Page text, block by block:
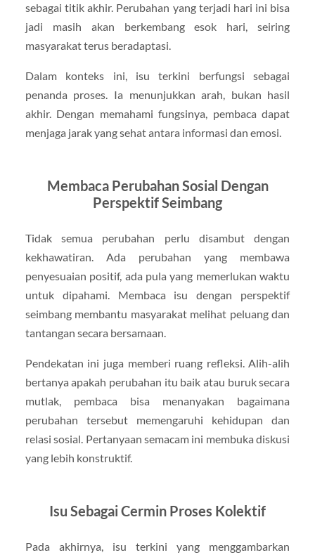
sebagai titik akhir. Perubahan yang terjadi hari ini bisa
jadi masih akan berkembang esok hari, seiring
masyarakat terus beradaptasi.
Dalam konteks ini, isu terkini berfungsi sebagai
penanda proses. Ia menunjukkan arah, bukan hasil
akhir. Dengan memahami fungsinya, pembaca dapat
menjaga jarak yang sehat antara informasi dan emosi.
Membaca Perubahan Sosial Dengan
Perspektif Seimbang
Tidak semua perubahan perlu disambut dengan
kekhawatiran. Ada perubahan yang membawa
penyesuaian positif, ada pula yang memerlukan waktu
untuk dipahami. Membaca isu dengan perspektif
seimbang membantu masyarakat melihat peluang dan
tantangan secara bersamaan.
Pendekatan ini juga memberi ruang refleksi. Alih-alih
bertanya apakah perubahan itu baik atau buruk secara
mutlak, pembaca bisa menanyakan bagaimana
perubahan tersebut memengaruhi kehidupan dan
relasi sosial. Pertanyaan semacam ini membuka diskusi
yang lebih konstruktif.
Isu Sebagai Cermin Proses Kolektif
Pada akhirnya, isu terkini yang menggambarkan